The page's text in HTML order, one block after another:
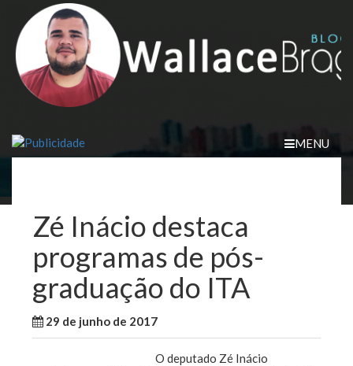
content
MENU
Zé Inácio destaca
programas de pós-
graduação do ITA
29 de junho de 2017
O deputado Zé Inácio